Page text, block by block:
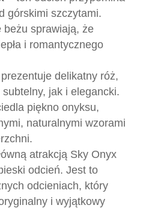
górskimi szczytami.
beżu sprawiają, że
i romantycznego
delikatny róż,
jak i elegancki.
piękno onyksu,
naturalnymi wzorami
atrakcją Sky Onyx
odcień. Jest to
odcieniach, który
i wyjątkowy